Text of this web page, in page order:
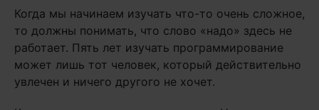
Когда мы начинаем изучать что-то очень сложное,
то должны понимать, что слово «надо» здесь не
работает. Пять лет изучать программирование
может лишь тот человек, который действительно
увлечен и ничего другого не хочет.